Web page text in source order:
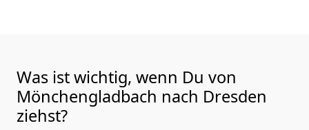
Was ist wichtig, wenn Du von
Mönchen­gladbach nach Dresden
ziehst?